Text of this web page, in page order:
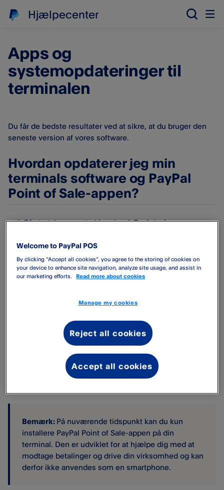
Hjælpecenter
Apps og
systemopdateringer til
terminalen
Du får de bedste resultater ved at sikre, at du bruger den
seneste version af vores software.
Hvordan opdaterer jeg min
terminals software og PayPal
Point of Sale-appen?
På startskærmen trykker du påOpdateringer.
Til app-opdateringer
Til systemopdateringer
Når du har trykket på opdateringsknappen,
genstarter terminalen sig selv under
opdateringsprocessen.
Bemærk: På nuværende tidspunkt kan du kun
installere PayPal Point of Sale​-appen på din
terminal. Den er udviklet for at hjælpe dig med at
modtage betalinger og drive din virksomhed og kan
derfor ikke anvendes som en smartphone.
Welcome to PayPal POS
By clicking “Accept all cookies”, you agree to the storing of cookies on
your device to enhance site navigation, analyze site usage, and assist in
our marketing efforts.
Read more about cookies
Manage my cookies
Reject all cookies
Accept all cookies